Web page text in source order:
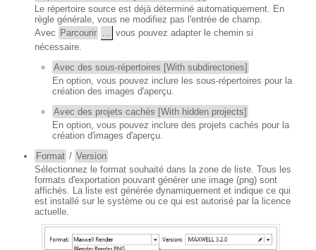
Le répertoire source est déjà déterminé automatiquement. En
règle générale, vous ne modifiez pas l'entrée de champ.
Avec Parcourir ... vous pouvez adapter le chemin si
nécessaire.
Avec des sous-répertoires [With subdirectories]
En option, vous pouvez inclure les sous-répertoires pour la
création des images d'aperçu.
Avec des projets cachés [With hidden projects]
En option, vous pouvez inclure des projets cachés pour la
création d'images d'aperçu.
Format / Version
Sélectionnez le format souhaité dans la zone de liste. Tous les
formats d'exportation pouvant générer une image (png) sont
affichés. La liste est générée dynamiquement et indique ce qui
est installé sur le système ou ce qui est autorisé par la licence
actuelle.